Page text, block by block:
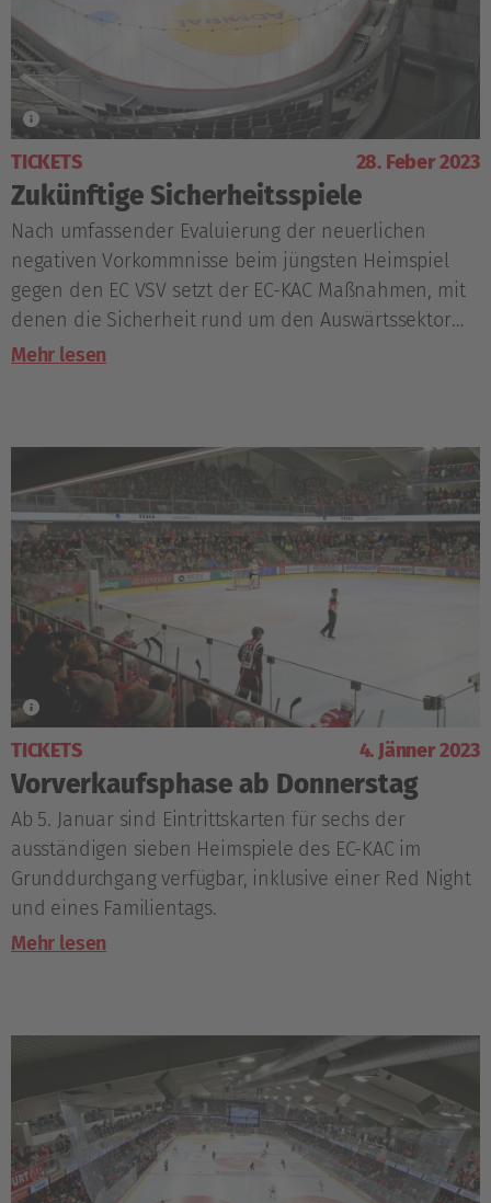
TICKETS 28. Feber 2023
Zukünftige Sicherheitsspiele
Nach umfassender Evaluierung der neuerlichen
negativen Vorkommnisse beim jüngsten Heimspiel
gegen den EC VSV setzt der EC-KAC Maßnahmen, mit
denen die Sicherheit rund um den Auswärtssektor
der Heidi Horten-Arena gewährleistet werden soll.
Mehr lesen
TICKETS 4. Jänner 2023
Vorverkaufsphase ab Donnerstag
Ab 5. Januar sind Eintrittskarten für sechs der
ausständigen sieben Heimspiele des EC-KAC im
Grunddurchgang verfügbar, inklusive einer Red Night
und eines Familientags.
Mehr lesen